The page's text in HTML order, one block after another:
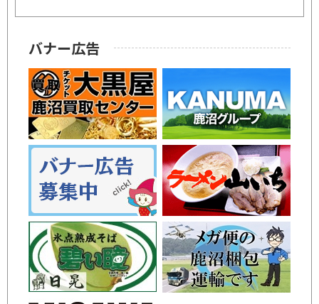
バナー広告